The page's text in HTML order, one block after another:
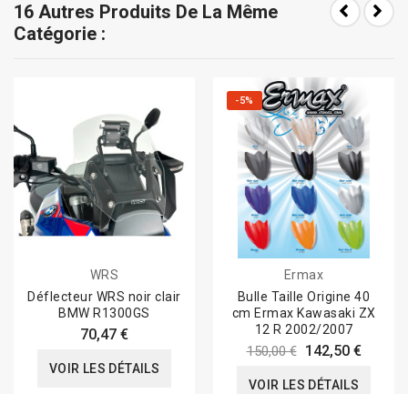
16 Autres Produits De La Même
Catégorie :
WRS
Déflecteur WRS noir clair
BMW R1300GS
70,47 €
VOIR LES DÉTAILS
-5%
Ermax
Bulle Taille Origine 40
cm Ermax Kawasaki ZX
12 R 2002/2007
150,00 € 142,50 €
VOIR LES DÉTAILS